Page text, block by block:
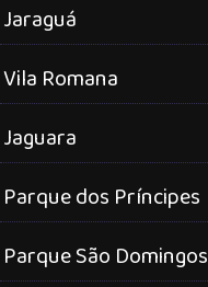
Jaraguá
Vila Romana
Jaguara
Parque dos Príncipes
Parque São Domingos